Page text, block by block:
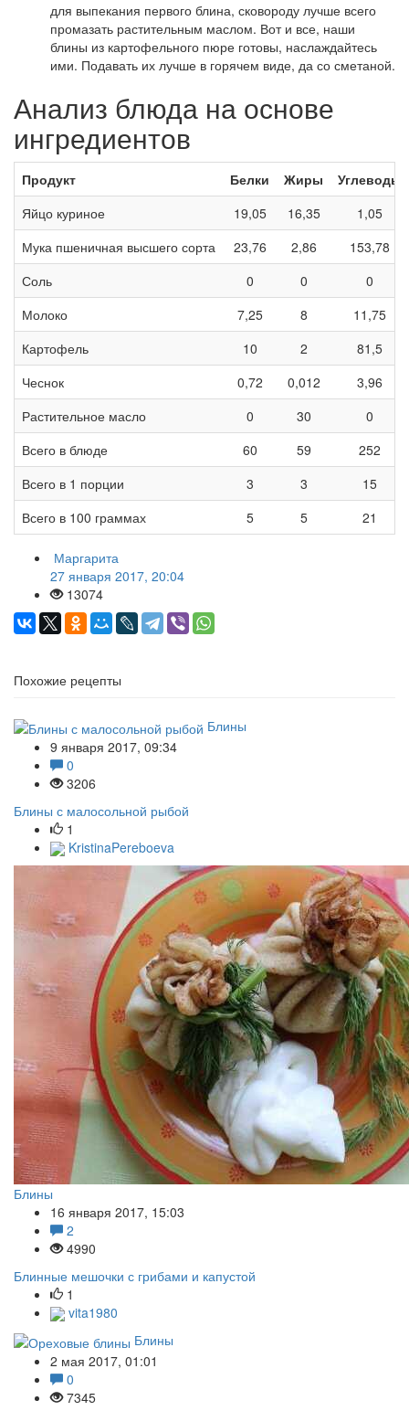
для выпекания первого блина, сковороду лучше всего
промазать растительным маслом. Вот и все, наши
блины из картофельного пюре готовы, наслаждайтесь
ими. Подавать их лучше в горячем виде, да со сметаной.
Анализ блюда на основе
ингредиентов
Продукт Белки Жиры
Углеводы
Яйцо куриное
19,05 16,35
1,05
Мука пшеничная высшего сорта
23,76 2,86
153,78
Соль
0 0
0
Молоко
7,25 8
11,75
Картофель
10 2
81,5
Чеснок
0,72 0,012
3,96
Растительное масло
0 30
0
Всего в блюде
60 59
252
Всего в 1 порции
3 3
15
Всего в 100 граммах
5 5 21
Маргарита
27 января 2017, 20:04
13074
Похожие рецепты
Блины
9 января 2017, 09:34
0
3206
Блины с малосольной рыбой
1
KristinaPereboeva
Блины
16 января 2017, 15:03
2
4990
Блинные мешочки с грибами и капустой
1
vita1980
Блины
2 мая 2017, 01:01
0
7345